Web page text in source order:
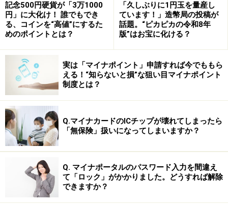
手という依頼人がいて、その依頼人は法律や交渉ごとに
慣れていません。そこで法律と交渉のプロである自分が
代理人として交渉し、成功したら報酬をもらうという仕
組みです。
→それでは今回の松坂投手の交渉では、ボラス氏はどの
ような戦略だったのでしょうか？
※記事内容は執筆時点のものです。最新の内容をご確認くださ
い。
記念500円硬貨が「3万1000
円」に大化け！ 誰でもでき
る、コインを“高値”にするた
めのポイントとは？
「久しぶりに1円玉を量産し
ています！」造幣局の投稿が
話題。“ピカピカの令和8年
版”はお宝に化ける？
実は「マイナポイント」申請すれば今でももら
える！“知らないと損”な狙い目マイナポイント
制度とは？
Q.マイナカードのICチップが壊れてしまったら
「無保険」扱いになってしまいますか？
Q. マイナポータルのパスワード入力を間違え
て「ロック」がかかりました。どうすれば解除
できますか？